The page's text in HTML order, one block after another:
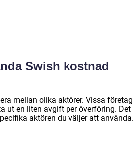
Swish kostnad
mellan olika aktörer. Vissa företag
ut en liten avgift per överföring. Det
aktören du väljer att använda.